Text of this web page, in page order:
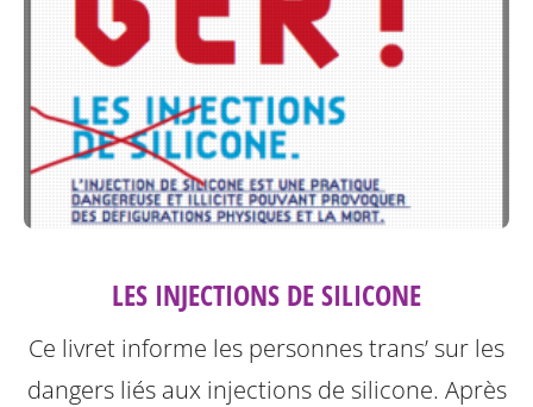
LES INJECTIONS DE SILICONE
Ce livret informe les personnes trans’ sur les
dangers liés aux injections de silicone. Après